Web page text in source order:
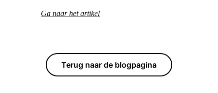
Ga naar het artikel
Terug naar de blogpagina